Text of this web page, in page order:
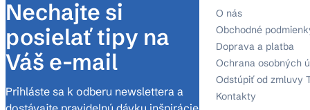
Nechajte si
posielať tipy na
Váš e-mail
Prihláste sa k odberu newslettera a
O nás
Obchodné
Doprava a platba
Ochrana osobných
Odstúpiť od zmluvy
Kontakty